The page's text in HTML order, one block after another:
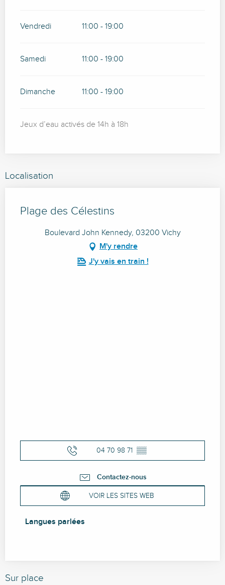
Vendredi 11:00 - 19:00
Samedi 11:00 - 19:00
Dimanche 11:00 - 19:00
Jeux d’eau activés de 14h à 18h
Localisation
Plage des Célestins
Boulevard John Kennedy, 03200 Vichy
M'y rendre
J'y vais en train !
04 70 98 71 ▒▒
Contactez-nous
VOIR LES SITES WEB
Langues parlées
Langues parlées
Sur place